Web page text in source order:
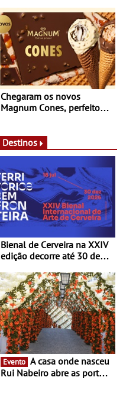
prova e seis dias de
experiências
Chegaram os novos
Magnum Cones, perfeitos
Destinos
Bienal de Cerveira na XXIV
edição decorre até 30 de
enquanto “Territórios sem
Fronteira”
Evento
Rui Nabeiro abre as portas